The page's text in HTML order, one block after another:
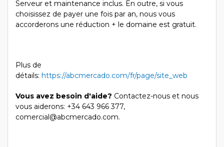
Serveur et maintenance inclus. En outre, si vous
choisissez de payer une fois par an, nous vous
accorderons une réduction + le domaine est gratuit.
Plus de
détails: https://abcmercado.com/fr/page/site_web
Vous avez besoin d'aide? Contactez-nous et nous
vous aiderons: +34 643 966 377,
comercial@abcmercado.com.